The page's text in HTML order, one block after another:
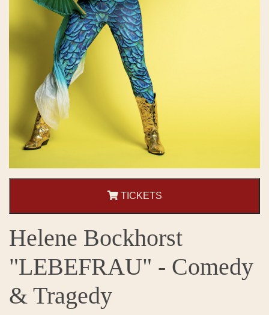
TICKETS
Helene Bockhorst
"LEBEFRAU" - Comedy
& Tragedy